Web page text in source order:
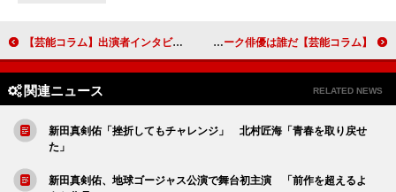
【芸能コラム】出演者インタビューで振り返る「いだてん～東京オリムピック噺（ばなし）～」後編 森山未來、神木隆之介、勝地涼…落語パートを彩った個性的な面々 【芸能コラム】令和元年、新時代にスタートダッシュを切るブレーク俳優は誰だ！？
関連ニュース RELATED NEWS
新田真剣佑「挫折してもチャレンジ」 北村匠海「青春を取り戻せ
た」
新田真剣佑、地球ゴージャス公演で舞台初主演 「前作を超えるよ